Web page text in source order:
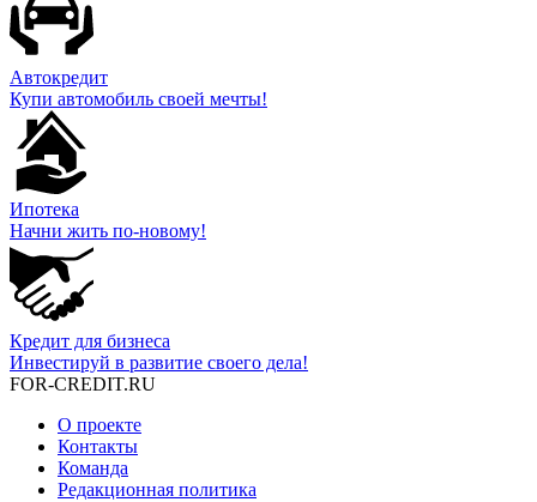
Автокредит
Купи автомобиль своей мечты!
Ипотека
Начни жить по-новому!
Кредит для бизнеса
Инвестируй в развитие своего дела!
FOR-CREDIT.RU
О проекте
Контакты
Команда
Редакционная политика